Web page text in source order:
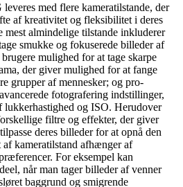
med flere kameratilstande, der
af kreativitet og fleksibilitet i deres
almindelige tilstande inkluderer
smukke og fokuserede billeder af
mulighed for at tage skarpe
der giver mulighed for at fange
grupper af mennesker; og pro-
fotografering indstillinger,
lukkerhastighed og ISO. Herudover
filtre og effekter, der giver
deres billeder for at opnå den
kameratilstand afhænger af
For eksempel kan
når man tager billeder af venner
baggrund og smigrende